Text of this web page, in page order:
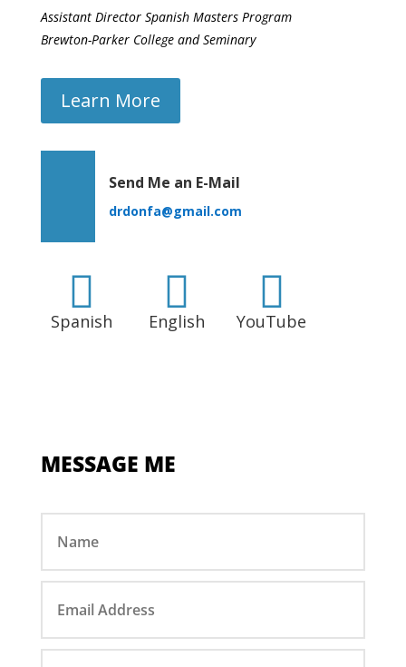
Assistant Director Spanish Masters Program
Brewton-Parker College and Seminary
Learn More
Send Me an E-Mail
drdonfa@gmail.com

Spanish

English

YouTube
MESSAGE ME